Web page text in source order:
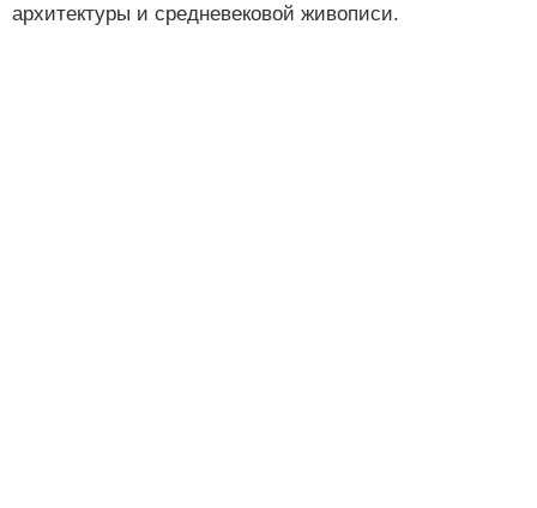
архитектуры и средневековой живописи.